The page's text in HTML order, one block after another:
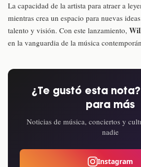
La capacidad de la artista para atraer a
mientras crea un espacio para nuevas
talento y visión. Con este lanzamiento,
en la vanguardia de la música
¿Te gustó esta
para más
Noticias de música, conciertos y
nadie
Instagram